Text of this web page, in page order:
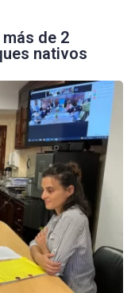
de 2
nativos